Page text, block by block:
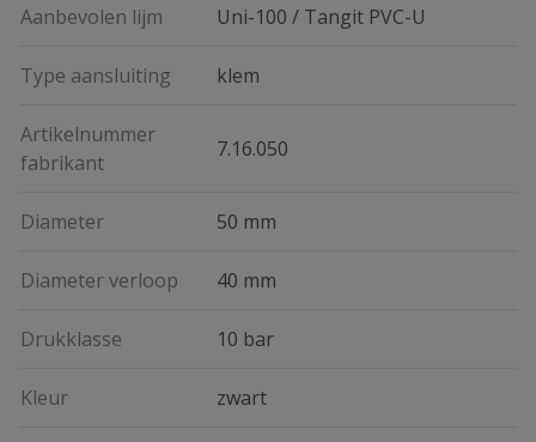
Aanbevolen lijm Uni-100 / Tangit PVC-U
Type aansluiting klem
Artikelnummer
fabrikant
7.16.050
Diameter 50 mm
Diameter verloop 40 mm
Drukklasse 10 bar
Kleur zwart